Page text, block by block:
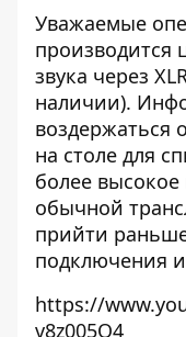
Уважаемые
производится
звука через
наличии).
воздержаться
на столе для
более высокое
обычной
прийти
подключения
https://
v8z005Q4